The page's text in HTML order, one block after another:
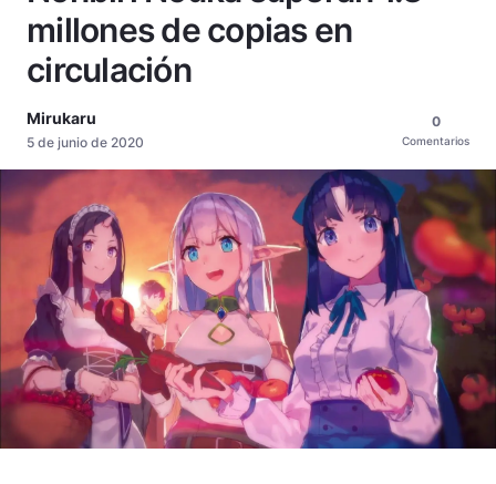
millones de copias en
circulación
Mirukaru
5 de junio de 2020
0
Comentarios